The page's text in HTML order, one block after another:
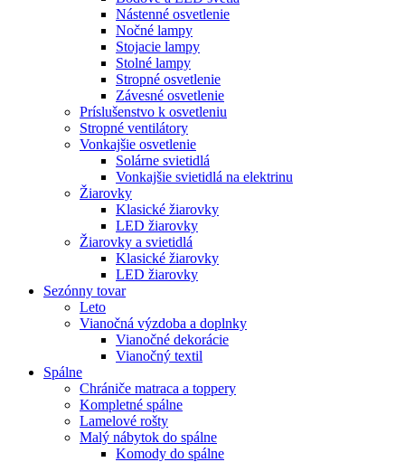
Nástenné osvetlenie
Nočné lampy
Stojacie lampy
Stolné lampy
Stropné osvetlenie
Závesné osvetlenie
Príslušenstvo k osvetleniu
Stropné ventilátory
Vonkajšie osvetlenie
Solárne svietidlá
Vonkajšie svietidlá na elektrinu
Žiarovky
Klasické žiarovky
LED žiarovky
Žiarovky a svietidlá
Klasické žiarovky
LED žiarovky
Sezónny tovar
Leto
Vianočná výzdoba a doplnky
Vianočné dekorácie
Vianočný textil
Spálne
Chrániče matraca a toppery
Kompletné spálne
Lamelové rošty
Malý nábytok do spálne
Komody do spálne